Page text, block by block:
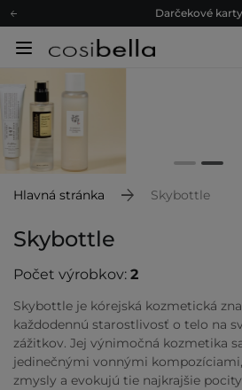
Darčekové karty
Ekologické
Hlavná stránka Skybottle
Skybottle
Počet výrobkov: 2
Skybottle je kórejská kozmetická
každodennú starostlivosť o telo na
zážitkov. Jej výnimočná kozmetika
jedinečnými vonnými
zmysly a evokujú tie najkrajšie